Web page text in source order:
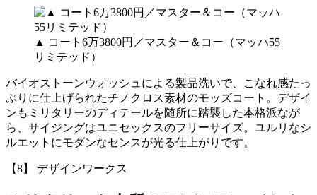
▲ コート6万3800円／マスター＆コー（マッハ55
リミテッド）
バイオストーンウォッシュによる製品洗いで、こなれ感たっ
ぷりに仕上げられたチノクロス素材のモッズコート。デザイ
ンもミリタリーのディテールを随所に踏襲した本格派なが
ら、サイジングはユニセックスのフリーサイズ。ユルリなシ
ルエットにモダンなセンスが光る仕上がりです。
【8】 デザインワークス